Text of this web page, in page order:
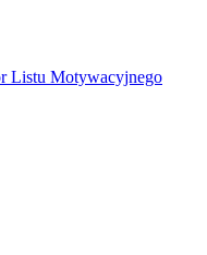
Listu Motywacyjnego